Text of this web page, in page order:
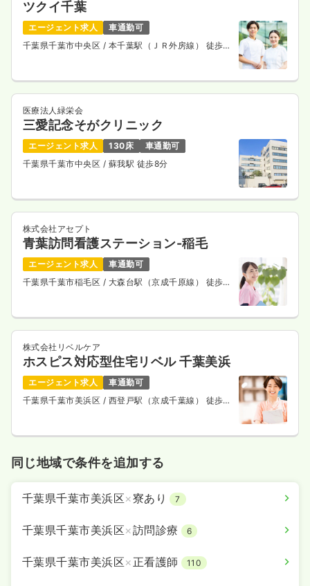
ツクイ千葉
エージェント求人
車通勤可
千葉県千葉市中央区 / 本千葉駅（ＪＲ外房線） 徒歩
医療法人緑栄会
三愛記念そがクリニック
エージェント求人 130床
車通勤可
千葉県千葉市中央区 / 蘇我駅 徒歩8分
株式会社アセプト
青葉訪問看護ステーション-稲毛
エージェント求人
車通勤可
千葉県千葉市稲毛区 / 大森台駅（京成千原線） 徒歩6
株式会社リベルケア
ホスピス対応型住宅リベル 千葉美浜
エージェント求人
車通勤可
千葉県千葉市美浜区 / 西登戸駅（京成千葉線） 徒歩9
同じ地域で条件を追加する
千葉県千葉市美浜区×寮あり 7
千葉県千葉市美浜区×訪問診療 6
千葉県千葉市美浜区× 正看護師 110